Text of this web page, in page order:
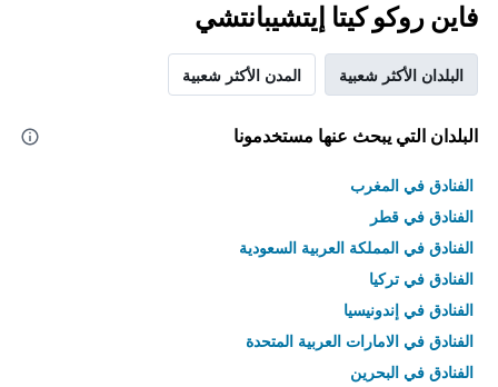
فاين روكو كيتا إيتشيبانتشي
البلدان الأكثر شعبية المدن الأكثر شعبية
البلدان التي يبحث عنها مستخدمونا
الفنادق في المغرب
الفنادق في قطر
الفنادق في المملكة العربية السعودية
الفنادق في تركيا
الفنادق في إندونيسيا
الفنادق في الامارات العربية المتحدة
الفنادق في البحرين